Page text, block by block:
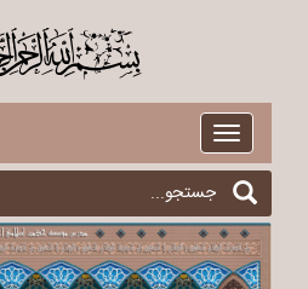
Toggle
navigation